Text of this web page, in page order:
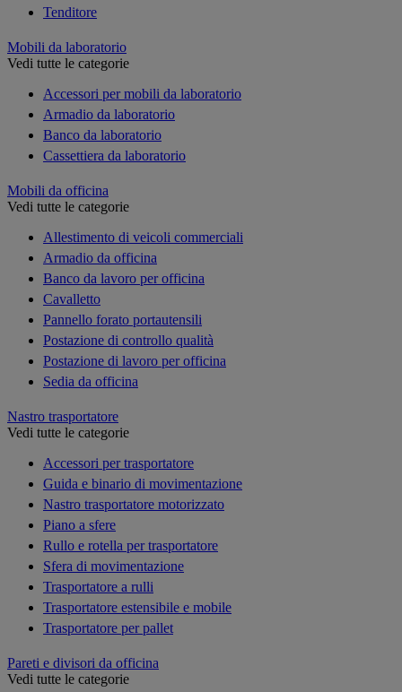
Tenditore
Mobili da laboratorio
Vedi tutte le categorie
Accessori per mobili da laboratorio
Armadio da laboratorio
Banco da laboratorio
Cassettiera da laboratorio
Mobili da officina
Vedi tutte le categorie
Allestimento di veicoli commerciali
Armadio da officina
Banco da lavoro per officina
Cavalletto
Pannello forato portautensili
Postazione di controllo qualità
Postazione di lavoro per officina
Sedia da officina
Nastro trasportatore
Vedi tutte le categorie
Accessori per trasportatore
Guida e binario di movimentazione
Nastro trasportatore motorizzato
Piano a sfere
Rullo e rotella per trasportatore
Sfera di movimentazione
Trasportatore a rulli
Trasportatore estensibile e mobile
Trasportatore per pallet
Pareti e divisori da officina
Vedi tutte le categorie